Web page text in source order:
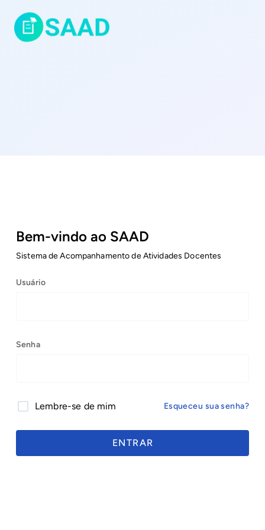
Bem-vindo ao SAAD
Sistema de Acompanhamento de Atividades Docentes
Usuário
Senha
Lembre-se de mim Esqueceu sua senha?
ENTRAR